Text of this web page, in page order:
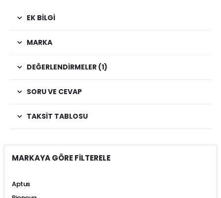
EK BILGI
MARKA
DEĞERLENDIRMELER (1)
SORU VE CEVAP
TAKSIT TABLOSU
MARKAYA GÖRE FİLTERELE
Aptus